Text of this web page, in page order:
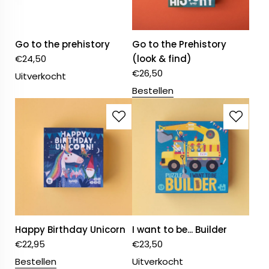
Go to the prehistory
€24,50
Uitverkocht
Go to the Prehistory
(look & find)
€26,50
Bestellen
Happy Birthday Unicorn
€22,95
Bestellen
I want to be... Builder
€23,50
Uitverkocht